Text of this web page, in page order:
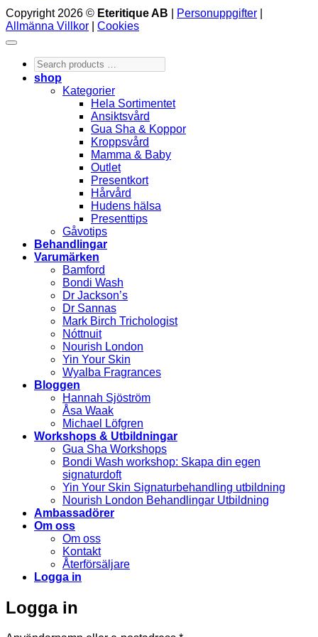
Copyright 2026 © Eteritique AB Personuppgifter
Allmänna Villkor
Cookies
Search
products
shop
Kategorier
Hela Sortimentet
Ansiktsvård
Gua Sha & Koppor
Kroppsvård
Mamma & Baby
Outlet
Presentkort
Hårvård
Hudens hälsa
Presenttips
Gåvotips
Behandlingar
Varumärken
Bamford
Bondi Wash
Dr Jackson’s
Dr Sannas
Mark Birch Trichologist
Nóttnuit
Nourish London
Yin Your Skin
Wyalba Fragrances
Bloggen
Hannah Sjöström
Åsa Waak
Michael Löfgren
Workshops & Utbildningar
Gua Sha Workshops
Bondi Wash workshop: Skapa din egen
signaturdoft
Yin Your Skin Signaturbehandling utbildning
Nourish London Behandlingar Utbildning
Ambassadörer
Om oss
Om oss
Kontakt
Återförsäljare
Logga in
Logga in